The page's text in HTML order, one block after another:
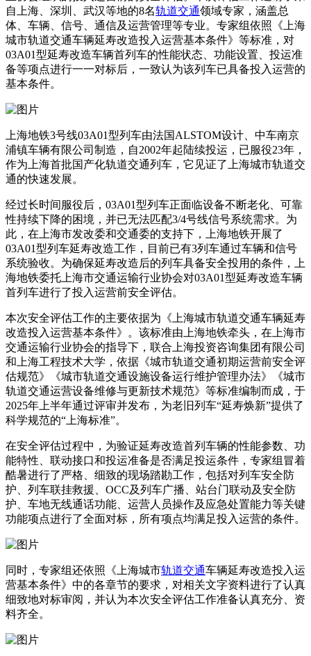
自上海、深圳、武汉等地的8名轨道交通领域专家，涵盖总
体、车辆、信号、通信及运营管理等专业。专家组依照《上海
城市轨道交通车辆延寿改造投入运营基本条件》等标准，对
03A01型延寿改造车辆首列车的性能状态、功能设置、投运准
备等项点进行一一对标后，一致认为该列车已具备投入运营的
基本条件。
上海地铁3号线03A01型列车由法国ALSTOM设计、中车南京
浦镇车辆有限公司制造，自2002年起陆续投运，已服役23年，
作为上海首批国产化轨道交通列车，它见证了上海城市轨道交
通的快速发展。
经过长时间服役后，03A01型列车正面临设备不断老化、可靠
性持续下降的困境，并已无法匹配3/4号线信号系统需求。为
此，在上海市发改委和交通委的支持下，上海地铁开展了
03A01型列车延寿改造工作，目前已有3列车通过车辆和信号
系统验收。为确保延寿改造后的列车具备安全投用的条件，上
海地铁委托上海市交通运输行业协会对03A01型延寿改造车辆
首列车进行了投入运营前安全评估。
本次安全评估工作的主要依据为《上海城市轨道交通车辆延寿
改造投入运营基本条件》。该标准由上海地铁牵头，在上海市
交通运输行业协会的指导下，联合上海投资咨询集团有限公司
和上海工程技术大学，依据《城市轨道交通初期运营前安全评
估规范》《城市轨道交通设施设备运行维护管理办法》《城市
轨道交通运营设备维修与更新技术规范》等标准编制而成，于
2025年上半年通过评审并发布，为老旧列车“延寿焕新”提供了
科学规范的“上海标准”。
在安全评估过程中，为验证延寿改造首列车辆的性能参数、功
能特性、联动接口和投运准备是否满足投运条件，专家组冒着
酷暑进行了严格、细致的现场踏勘工作，包括对列车安全防
护、列车联挂救援、OCC及列车广播、站台门联动及安全防
护、车地无线通话功能、运营人员操作及应急处置能力等关键
功能项点进行了全面对标，所有项点均满足投入运营的条件。
同时，专家组还依照《上海城市轨道交通车辆延寿改造投入运
营基本条件》中的各章节的要求，对相关文字资料进行了认真
细致地对标审阅，并认为本次安全评估工作准备认真充分、资
料齐全。